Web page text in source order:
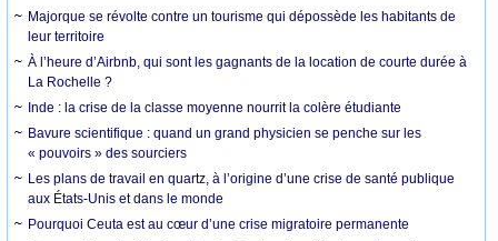
Majorque se révolte contre un tourisme qui dépossède les habitants de
leur territoire
À l’heure d’Airbnb, qui sont les gagnants de la location de courte durée à
La Rochelle ?
Inde : la crise de la classe moyenne nourrit la colère étudiante
Bavure scientifique : quand un grand physicien se penche sur les
« pouvoirs » des sourciers
Les plans de travail en quartz, à l’origine d’une crise de santé publique
aux États-Unis et dans le monde
Pourquoi Ceuta est au cœur d’une crise migratoire permanente